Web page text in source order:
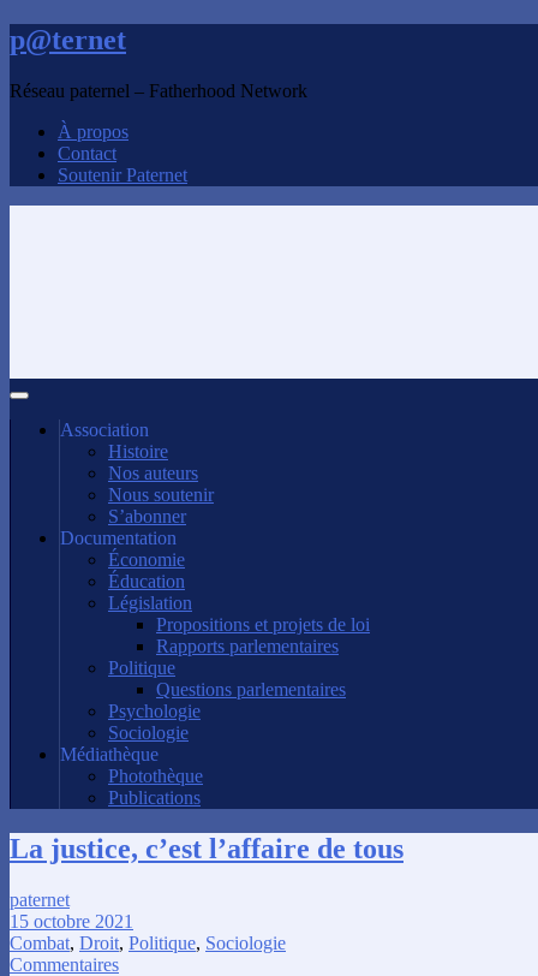
p@ternet
Réseau paternel – Fatherhood Network
À propos
Contact
Soutenir Paternet
Association
Histoire
Nos auteurs
Nous soutenir
S’abonner
Documentation
Économie
Éducation
Législation
Propositions et projets de loi
Rapports parlementaires
Politique
Questions parlementaires
Psychologie
Sociologie
Médiathèque
Photothèque
Publications
La justice, c’est l’affaire de tous
paternet
15 octobre 2021
Combat, Droit, Politique, Sociologie
Commentaires